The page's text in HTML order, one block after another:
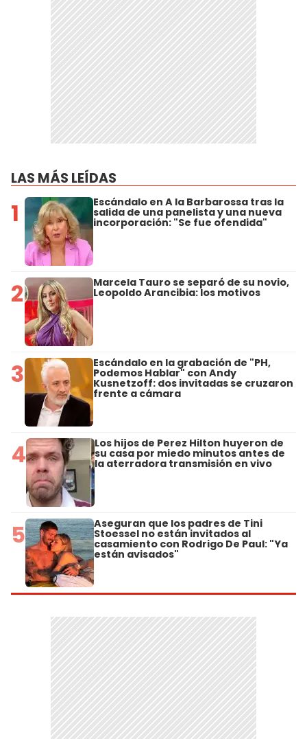
LAS MÁS LEÍDAS
1 Escándalo en A la Barbarossa tras la
salida de una panelista y una nueva
incorporación: "Se fue ofendida"
2 Marcela Tauro se separó de su novio,
Leopoldo Arancibia: los motivos
3 Escándalo en la grabación de "PH,
Podemos Hablar" con Andy
Kusnetzoff: dos invitadas se cruzaron
frente a cámara
4 Los hijos de Perez Hilton huyeron de
su casa por miedo minutos antes de
la aterradora transmisión en vivo
5 Aseguran que los padres de Tini
Stoessel no están invitados al
casamiento con Rodrigo De Paul: "Ya
están avisados"